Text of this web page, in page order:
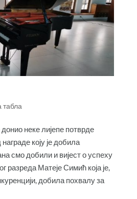
табла
неке лијепе потврде
коју је добила
смо добили и вијест о успеху
разреда Матеје Симић која је,
добила похвалу за